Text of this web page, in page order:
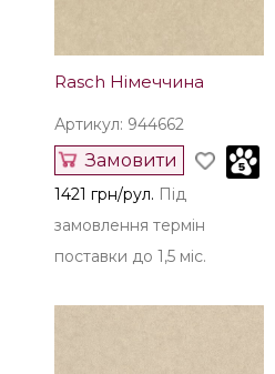
Rasch Німеччина
Артикул: 944662
Замовити
1421 грн/рул. Під
замовлення термін
поставки до 1,5 міс.